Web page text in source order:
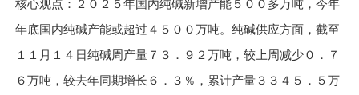
核心观点：２０２５年国内纯碱新增产能５００多万吨，今年
年底国内纯碱产能或超过４５００万吨。纯碱供应方面，截至
１１月１４日纯碱周产量７３．９２万吨，较上周减少０．７
６万吨，较去年同期增长６．３％，累计产量３３４５．５万